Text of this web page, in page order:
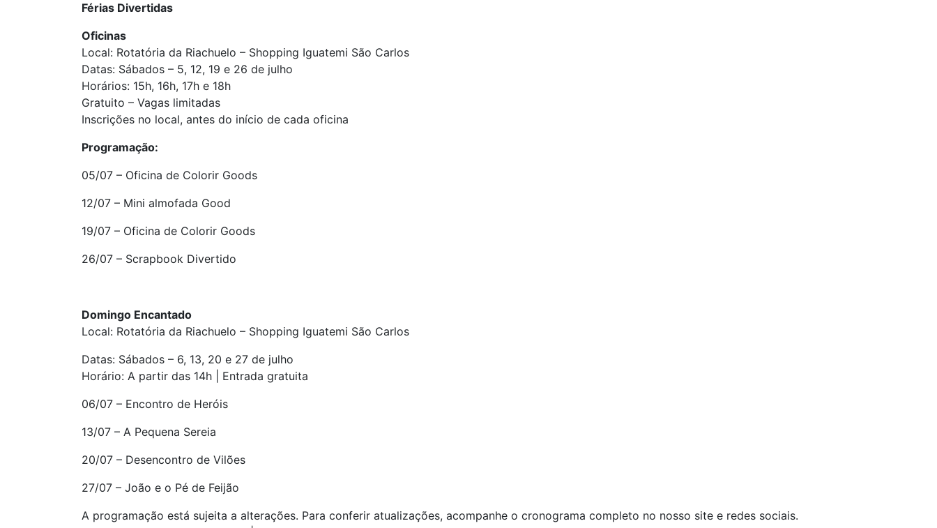
Férias Divertidas
Oficinas
Local: Rotatória da Riachuelo – Shopping Iguatemi São Carlos
Datas: Sábados – 5, 12, 19 e 26 de julho
Horários: 15h, 16h, 17h e 18h
Gratuito – Vagas limitadas
Inscrições no local, antes do início de cada oficina
Programação:
05/07 – Oficina de Colorir Goods
12/07 – Mini almofada Good
19/07 – Oficina de Colorir Goods
26/07 – Scrapbook Divertido
Domingo Encantado
Local: Rotatória da Riachuelo – Shopping Iguatemi São Carlos
Datas: Sábados – 6, 13, 20 e 27 de julho
Horário: A partir das 14h | Entrada gratuita
06/07 – Encontro de Heróis
13/07 – A Pequena Sereia
20/07 – Desencontro de Vilões
27/07 – João e o Pé de Feijão
A programação está sujeita a alterações. Para conferir atualizações, acompanhe o cronograma completo no nosso site e redes sociais.